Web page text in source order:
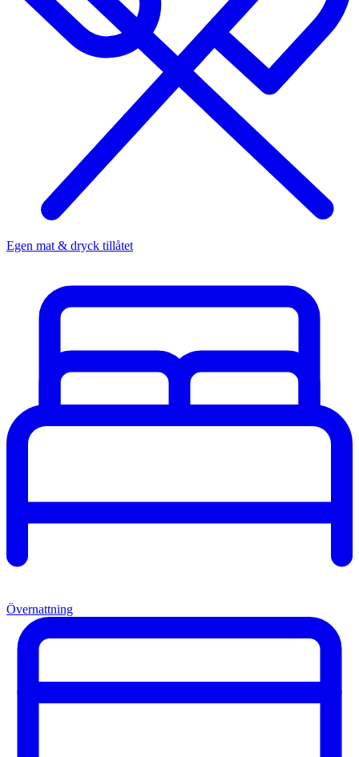
Egen mat & dryck tillåtet
Övernattning